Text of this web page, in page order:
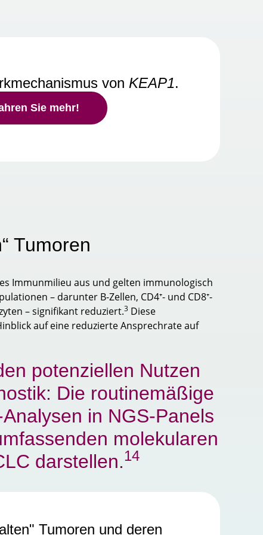
von KEAP1.
Sie mehr!
Tumoren
Immunmilieu aus und gelten immunologisch
– darunter B-Zellen, CD4⁺- und CD8⁺-
– signifikant reduziert.3 Diese
auf eine reduzierte Ansprechrate auf
potenziellen Nutzen
Die routinemäßige
Analysen in NGS-Panels
molekularen
darstellen.14
Tumoren und deren